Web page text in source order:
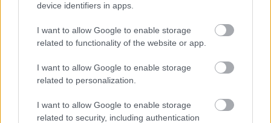
device identifiers in apps.
I want to allow Google to enable storage
related to functionality of the website or app.
I want to allow Google to enable storage
related to personalization.
I want to allow Google to enable storage
related to security, including authentication
Jól haladnak a nagyerdei víztorony
2015. február 27.